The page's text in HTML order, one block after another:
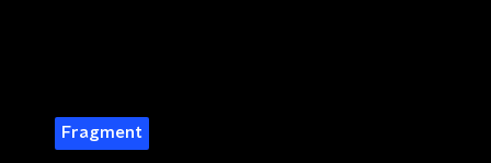
Fragment